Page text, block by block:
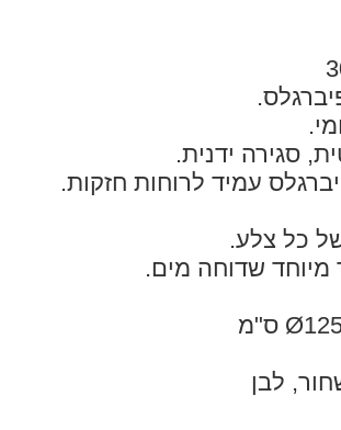
סגירה ידנית.
עמיד לרוחות חזקות.
כל צלע.
מיוחד שדוחה מים.
לבן